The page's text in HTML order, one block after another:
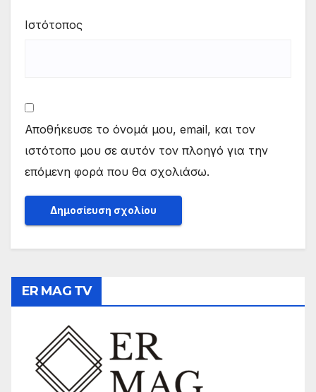
Ιστότοπος
Αποθήκευσε το όνομά μου, email, και τον
ιστότοπο μου σε αυτόν τον πλοηγό για την
επόμενη φορά που θα σχολιάσω.
ER MAG TV